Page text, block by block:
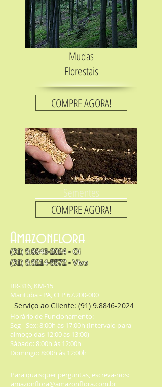
Mudas
Florestais
COMPRE AGORA!
Sementes
COMPRE AGORA!
Amazonflora
(91) 9.8846-2024- Oi
(91) 9.9214-5572- Vivo
BR-316, KM-15
Marituba - PA, CEP 67.200-000
Serviço ao Cliente: (91) 9.8846-2024
Horário de Funcionamento:
Seg - Sex: 8:00h às 17:00h (Intervalo para
almoço das 12:00 às 13:00)
​​Sábado: 8:00h às 12:00h
Domingo: 8:00h às 12:00h
Para quaisquer perguntas, escreva-nos:
amazonflora@amazonflora.com.br